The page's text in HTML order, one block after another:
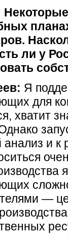
ли у
Я
для
хватит
анализ и к
—